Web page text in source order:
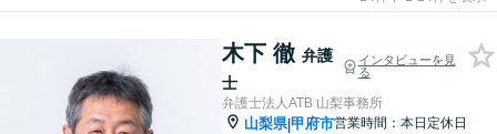
木下 徹 弁護
士
インタビューを見
る
弁護士法人ATB 山梨事務所
山梨県|甲府市営業時間：本日定休日